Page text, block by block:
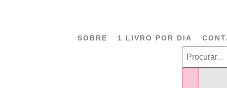
SOBRE 1 LIVRO POR DIA